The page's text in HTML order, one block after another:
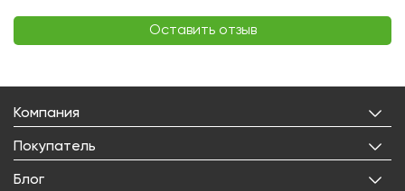
Оставить отзыв
Компания
О нас
Покупатель
Личный кабинет
Блог